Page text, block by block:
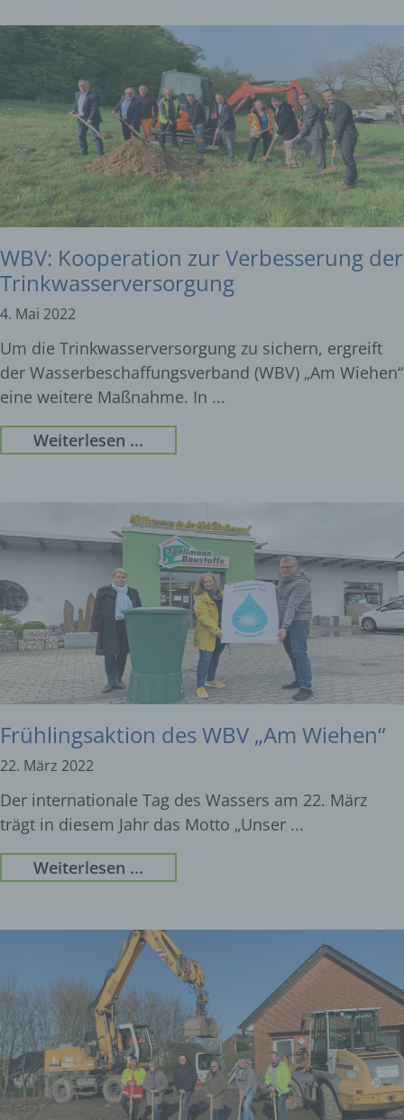
WBV: Kooperation zur Verbesserung der
Trinkwasserversorgung
4. Mai 2022
Um die Trinkwasserversorgung zu sichern, ergreift
der Wasserbeschaffungsverband (WBV) „Am Wiehen“
eine weitere Maßnahme. In
Weiterlesen ...
Frühlingsaktion des WBV „Am Wiehen“
22. März 2022
Der internationale Tag des Wassers am 22. März
trägt in diesem Jahr das Motto „Unser
Weiterlesen ...